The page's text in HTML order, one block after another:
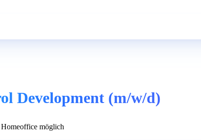
Development (m/w/d)
möglich